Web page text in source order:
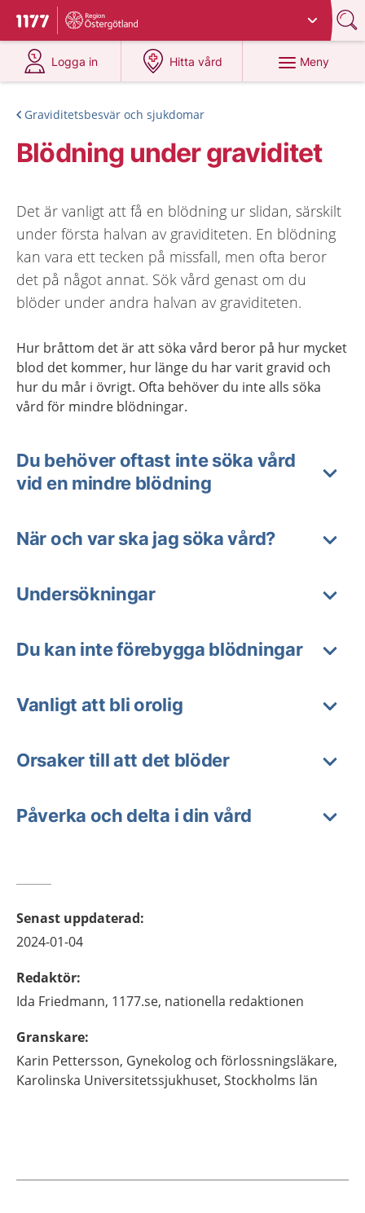
Till startsidan för 1177
Du har valt region
Logga in
på 1177.se
Hitta vård
på 1177.se
Meny
Graviditetsbesvär och sjukdomar
Blödning under graviditet
Det är vanligt att få en blödning ur slidan, särskilt
under första halvan av graviditeten. En blödning
kan vara ett tecken på missfall, men ofta beror
det på något annat. Sök vård genast om du
blöder under andra halvan av graviditeten.
Hur bråttom det är att söka vård beror på hur mycket
blod det kommer, hur länge du har varit gravid och
hur du mår i övrigt. Ofta behöver du inte alls söka
vård för mindre blödningar.
Du behöver oftast inte söka vård
vid en mindre blödning
När och var ska jag söka vård?
Undersökningar
Du kan inte förebygga blödningar
Vanligt att bli orolig
Orsaker till att det blöder
Påverka och delta i din vård
Senast uppdaterad:
2024-01-04
Redaktör:
Ida Friedmann, 1177.se, nationella redaktionen
Granskare:
Karin Pettersson, Gynekolog och förlossningsläkare,
Karolinska Universitetssjukhuset, Stockholms län